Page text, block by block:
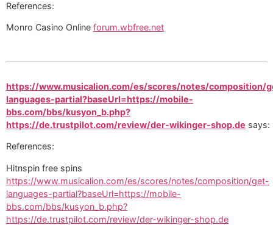
References:
Monro Casino Online forum.wbfree.net
https://www.musicalion.com/es/scores/notes/composition/
languages-partial?baseUrl=https://mobile-
bbs.com/bbs/kusyon_b.php?
https://de.trustpilot.com/review/der-wikinger-shop.de says:
References:
Hitnspin free spins
https://www.musicalion.com/es/scores/notes/composition/get-
languages-partial?baseUrl=https://mobile-
bbs.com/bbs/kusyon_b.php?
https://de.trustpilot.com/review/der-wikinger-shop.de